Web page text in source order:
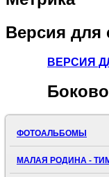
Версия для
ВЕРСИЯ
ФОТОАЛЬБОМЫ
МАЛАЯ РОДИНА -